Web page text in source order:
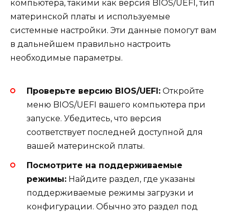
компьютера, такими как версия BIOS/UEFI, тип
материнской платы и используемые
системные настройки. Эти данные помогут вам
в дальнейшем правильно настроить
необходимые параметры.
Проверьте версию BIOS/UEFI: Откройте
меню BIOS/UEFI вашего компьютера при
запуске. Убедитесь, что версия
соответствует последней доступной для
вашей материнской платы.
Посмотрите на поддерживаемые
режимы: Найдите раздел, где указаны
поддерживаемые режимы загрузки и
конфигурации. Обычно это раздел под